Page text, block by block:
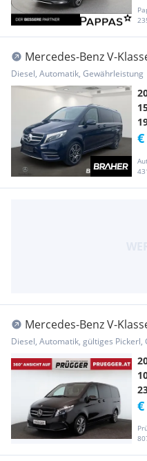
Mercedes-Benz V-
EXCLUSIVE Lang AUT LED
Diesel, Automatik, Gewährleistung
Mercedes-Benz V-
AVANTGARDE AHV
Diesel, Automatik, gültiges Pickerl,